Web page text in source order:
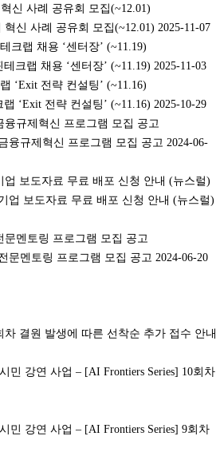
신 사례 공유회 모집(~12.01)
신 사례 공유회 모집(~12.01) 2025-11-07
크랩 채용 ‘센터장’ (~11.19)
크랩 채용 ‘센터장’ (~11.19) 2025-11-03
‘Exit 전략 컨설팅’ (~11.16)
‘Exit 전략 컨설팅’ (~11.16) 2025-10-29
규제혁신 프로그램 모집 공고
융규제혁신 프로그램 모집 공고 2024-06-
보도자료 무료 배포 신청 안내 (뉴스럴)
업 보도자료 무료 배포 신청 안내 (뉴스럴)
멘토링 프로그램 모집 공고
문멘토링 프로그램 모집 공고 2024-06-20
차 결원 발생에 따른 선착순 추가 접수 안내
민 강연 사업 – [AI Frontiers Series] 10회차
민 강연 사업 – [AI Frontiers Series] 9회차